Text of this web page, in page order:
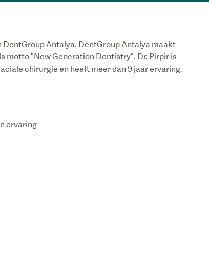
DentGroup Antalya. DentGroup Antalya maakt
motto "New Generation Dentistry". Dr. Pirpir is
chirurgie en heeft meer dan 9 jaar ervaring.
ervaring